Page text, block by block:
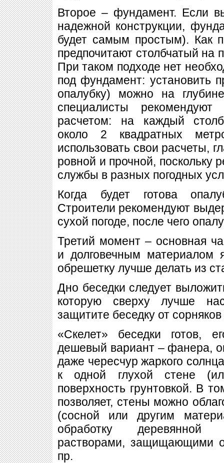
Второе – фундамент. Если
надежной конструкции,
будет самым простым). Как
предпочитают столбчатый на
При таком подходе нет
под фундамент: установить
опалубку) можно на
специалисты рекомендуют
расчетом: на каждый
около 2 квадратных
использовать свои расчеты,
ровной и прочной, поскольку
службы в разных погодных
Когда будет готова
Строители рекомендуют
сухой погоде, после чего
Третий момент – основная
и долговечным материалом
обрешетку лучше делать из
Дно беседки следует
которую сверху лучше
защитите беседку от
«Скелет» беседки готов,
дешевый вариант – фанера,
даже чересчур жаркого
к одной глухой стене
поверхность грунтовкой. В
позволяет, стены можно
(сосной или другим
обработку деревянной
растворами, защищающими
пр.